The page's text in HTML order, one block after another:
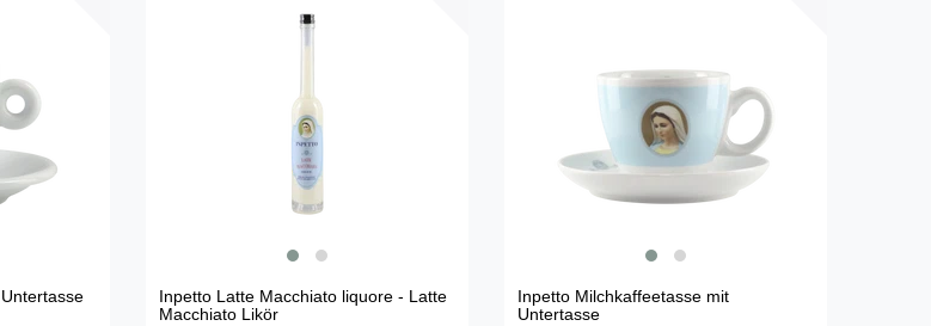
Inpetto Latte Macchiato liquore - Latte
Macchiato Likör
Inpetto Milchkaffeetasse mit
Untertasse